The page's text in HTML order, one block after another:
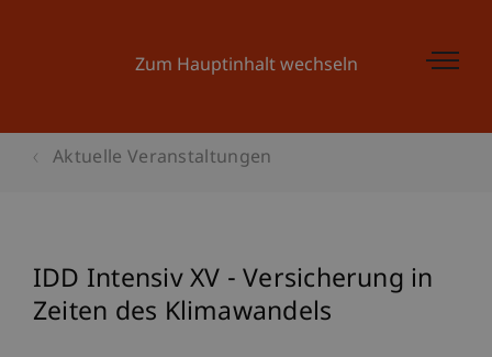
Zum Hauptinhalt wechseln
Aktuelle Veranstaltungen
IDD Intensiv XV - Versicherung in
Zeiten des Klimawandels